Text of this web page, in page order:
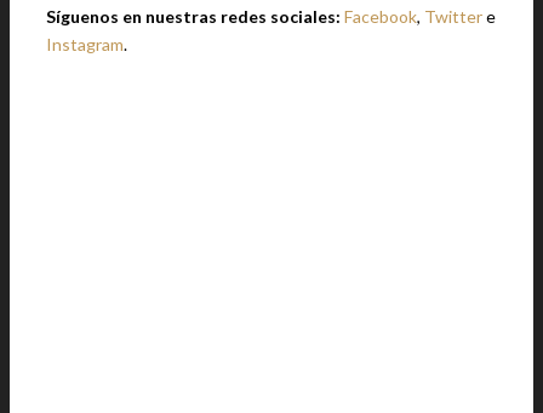
Síguenos en nuestras redes sociales: Facebook, Twittere
Instagram.